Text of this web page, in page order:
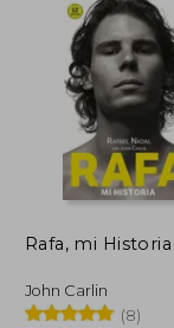
Rafa, mi Historia
John Carlin
(8)